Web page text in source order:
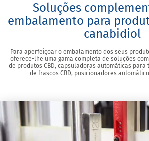
Soluções
embalamento para
canabidiol
Para aperfeiçoar o embalamento dos seus
oferece-lhe uma gama completa de soluções
de produtos CBD, capsuladoras automáticas para
de frascos CBD, posicionadores